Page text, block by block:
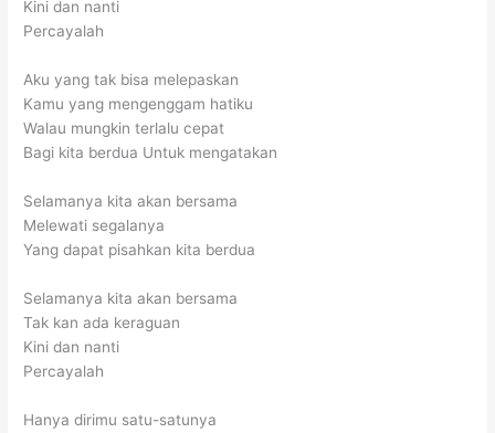
Kini dan nanti
Percayalah
Aku yang tak bisa melepaskan
Kamu yang mengenggam hatiku
Walau mungkin terlalu cepat
Bagi kita berdua Untuk mengatakan
Selamanya kita akan bersama
Melewati segalanya
Yang dapat pisahkan kita berdua
Selamanya kita akan bersama
Tak kan ada keraguan
Kini dan nanti
Percayalah
Hanya dirimu satu-satunya